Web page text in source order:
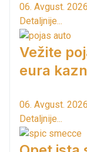
06. Avgust.
Detaljnije...
Vežite
eura
06. Avgust.
Detaljnije...